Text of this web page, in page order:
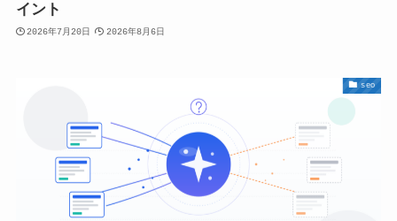
イント
2026年7月20日 2026年8月6日
seo